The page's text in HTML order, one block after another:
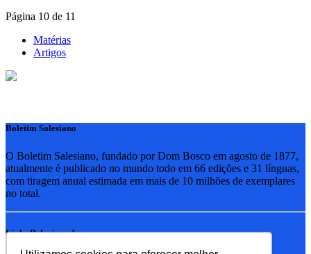
Página 10 de 11
Matérias
Artigos
Boletim Salesiano
O Boletim Salesiano, fundado por Dom Bosco em agosto de 1877,
atualmente é publicado no mundo todo em 66 edições e 31 línguas,
com tiragem anual estimada em mais de 10 milhões de exemplares
no total.
Links Relacionados